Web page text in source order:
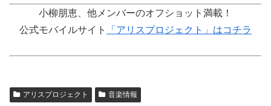
小柳朋恵、他メンバーのオフショット満載！
公式モバイルサイト
「アリスプロジェクト」はコチラ
アリスプロジェクト 音楽情報